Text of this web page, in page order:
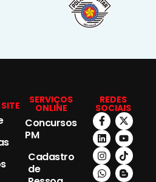
SERVIÇOS
ONLINE
Concursos
PM
Cadastro
de
REDES
SOCIAIS